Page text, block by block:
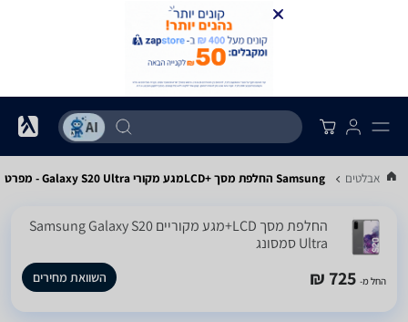
וטאבלטים Samsung החלפת מסך LCD+‎מגע מקורי Galaxy S20 Ultra - מפרט
החלפת מסך LCD+מגע מקוריים Samsung Galaxy S20
Ultra סמסונג
החל מ- 725 ₪ השוואת מחירים